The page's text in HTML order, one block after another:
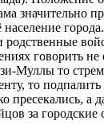
значительно
говорить
Муллы то
то
пресекались, а
за городские